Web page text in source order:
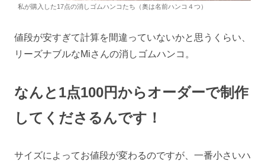
私が購入した17点の消しゴムハンコたち（奥は名前ハンコ４つ）
値段が安すぎて計算を間違っていないかと思うくらい、
リーズナブルなMiさんの消しゴムハンコ。
なんと1点100円からオーダーで制作
してくださるんです！
サイズによってお値段が変わるのですが、一番小さいハ